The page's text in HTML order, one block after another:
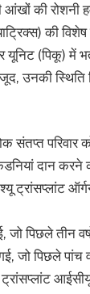
की रोशनी
की
(पिकू) में
उनकी
परिवार
दान
ट्रांसप्लांट
पिछले तीन
जो पिछले पांच
ट्रांसप्लांट